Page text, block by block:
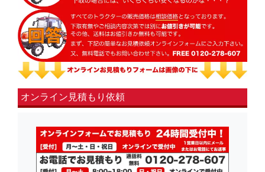
オンライン見積もり依頼
fsLeft